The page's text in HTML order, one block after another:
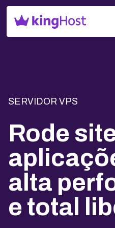
SERVIDOR VPS
Rode
alta
e total